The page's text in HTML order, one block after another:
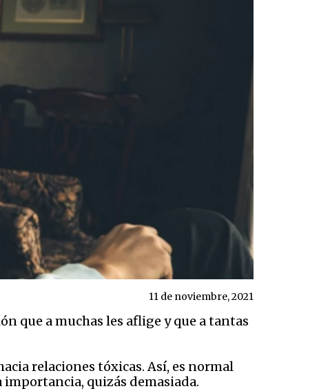
11 de noviembre, 2021
que a muchas les aflige y que a tantas
relaciones tóxicas. Así, es normal
quizás demasiada.